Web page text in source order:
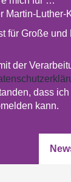
Martin-Luther-
für Große und
der
dass
kann.